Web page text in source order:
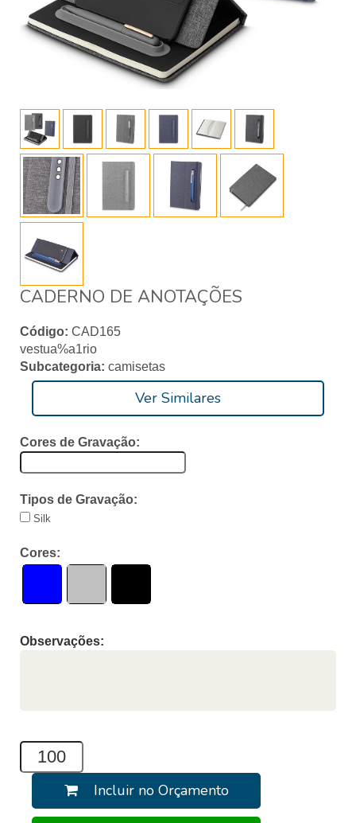
CADERNO DE ANOTAÇÕES
Código: CAD165
vestua%a1rio
Subcategoria: camisetas
Ver Similares
Cores de Gravação:
Tipos de Gravação:
Silk
Cores:
Observações:
Incluir no Orçamento